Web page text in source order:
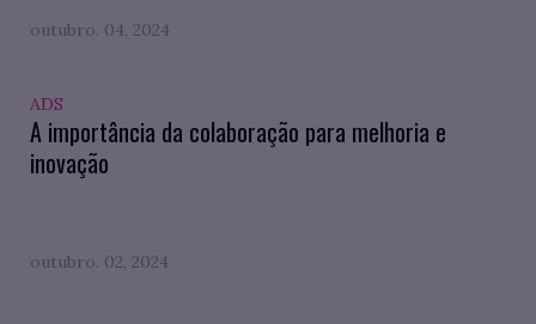
outubro. 04, 2024
ADS
A importância da colaboração para melhoria e
inovação
outubro. 02, 2024